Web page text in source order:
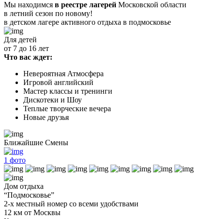
Мы находимся в реестре лагерей Московской области
в летний сезон по новому!
в детском лагере активного отдыха в подмосковье
Для детей
от 7 до 16 лет
Что вас ждет:
Невероятная Атмосфера
Игровой английский
Мастер классы и тренинги
Дискотеки и Шоу
Теплые творческие вечера
Новые друзья
Ближайшие Смены
1 фото
Дом отдыха
“Подмосковье”
2-х местный номер со всеми удобствами
12 км от Москвы